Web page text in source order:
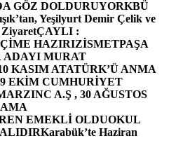
GÖZ DOLDURUYORKBÜ
Yeşilyurt Demir Çelik ve
ÇAYLI :
HAZIRIZİSMETPAŞA
MURAT
KASIM ATATÜRK’Ü ANMA
EKİM CUMHURİYET
A.Ş , 30 AĞUSTOS
EMEKLİ OLDUOKUL
Karabük’te Haziran